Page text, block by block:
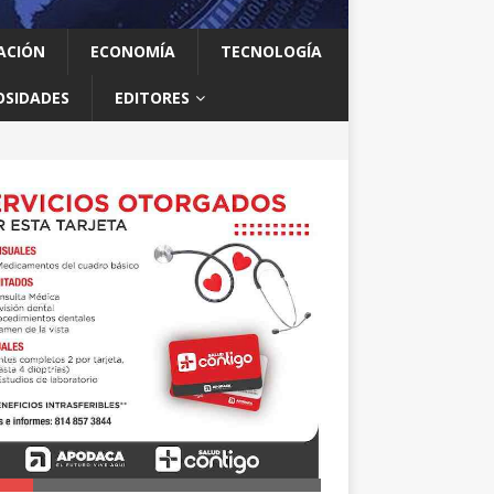
ECONOMÍA TECNOLOGÍA
EDITORES